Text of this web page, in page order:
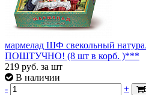
мармелад ШФ свекольный
ПОШТУЧНО! (8 шт в корб. )***
219 руб. за шт
В наличии
-
+